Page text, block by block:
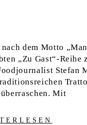
nach dem Motto
„Zu Gast“-Reihe
Stefan
Mit